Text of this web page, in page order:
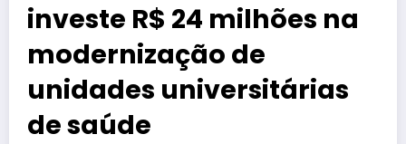
investe R$ 24 milhões na
modernização de
unidades universitárias
de saúde